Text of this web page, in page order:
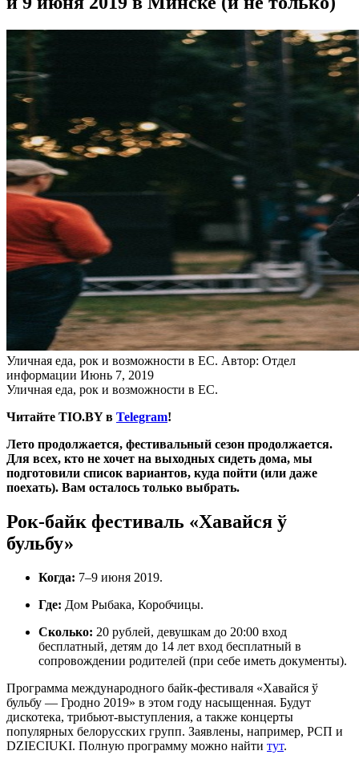
Уличная еда, рок и возможности в ЕС. Автор: Отдел
информации Июнь 7, 2019
Уличная еда, рок и возможности в ЕС.
Читайте TIO.BY в Telegram!
Лето продолжается, фестивальный сезон продолжается.
Для всех, кто не хочет на выходных сидеть дома, мы
подготовили список вариантов, куда пойти (или даже
поехать). Вам осталось только выбрать.
Рок-байк фестиваль «Хавайся ў
бульбу»
Когда: 7–9 июня 2019.
Где: Дом Рыбака, Коробчицы.
Сколько: 20 рублей, девушкам до 20:00 вход
бесплатный, детям до 14 лет вход бесплатный в
сопровождении родителей (при себе иметь документы).
Программа международного байк-фестиваля «Хавайся ў
бульбу — Гродно 2019» в этом году насыщенная. Будут
дискотека, трибьют-выступления, а также концерты
популярных белорусских групп. Заявлены, например, РСП и
DZIECIUKI. Полную программу можно найти тут.